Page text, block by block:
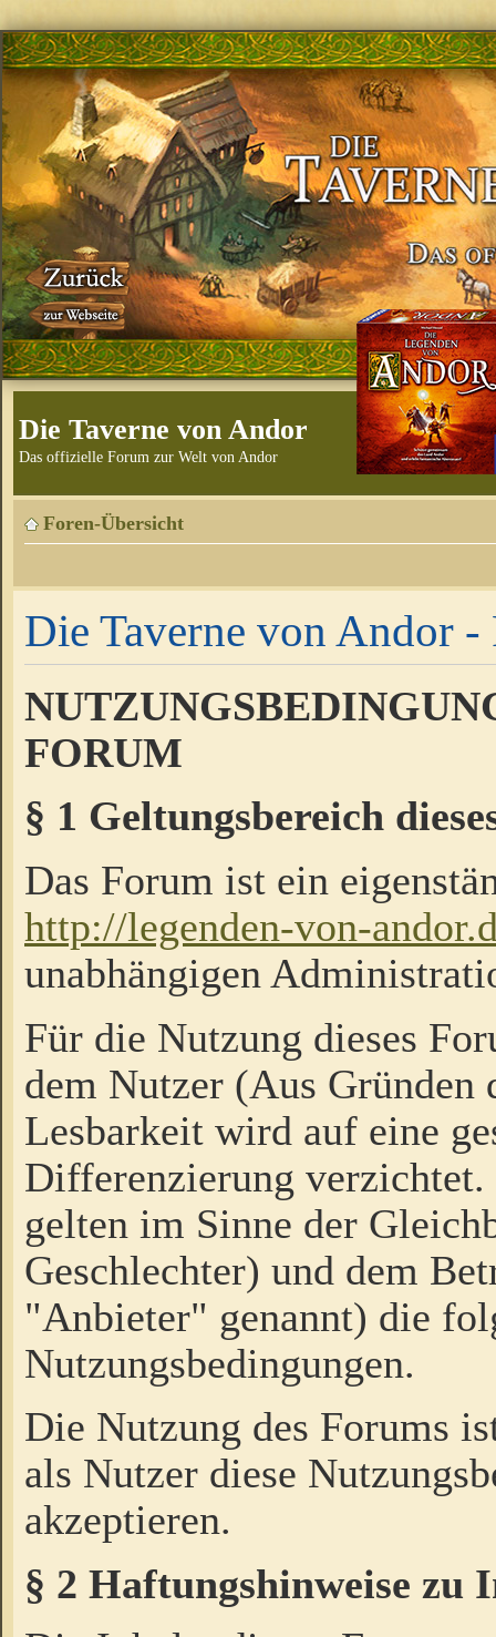
Die Taverne von Andor
Das offizielle Forum zur Welt von Andor
Foren-Übersicht
Die Taverne von Andor -
FORUM
§ 1 Geltungsbereich
Das Forum ist ein
http://legenden-von-
unabhängigen
Für die Nutzung dieses
dem Nutzer (Aus Gründen
Lesbarkeit wird auf eine
Differenzierung
gelten im Sinne der
Geschlechter) und dem
"Anbieter" genannt) die
Nutzungsbedingungen.
Die Nutzung des Forums
als Nutzer diese
akzeptieren.
§ 2 Haftungshinweise zu